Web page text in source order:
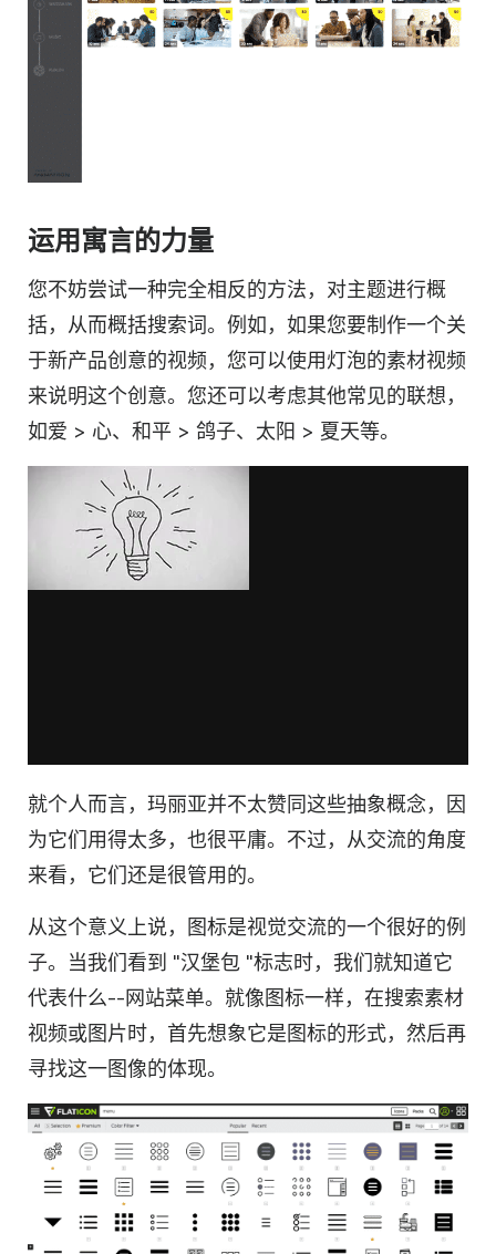
运用 寓言的力量
您不妨尝试一种完全相反的方法，对主题进行概
括，从而概括搜索词。例如，如果您要制作一个关
于新产品创意的视频，您可以使用灯泡的素材视频
来说明这个创意。您还可以考虑其他常见的联想，
如爱 > 心、和平 > 鸽子、太阳 > 夏天等。
就个人而言，玛丽亚并不太赞同这些抽象概念，因
为它们用得太多，也很平庸。不过，从交流的角度
来看，它们还是很管用的。
从这个意义上说，图标是视觉交流的一个很好的例
子。当我们看到 "汉堡包 "标志时，我们就知道它
代表什么--网站菜单。就像图标一样，在搜索素材
视频或图片时，首先想象它是图标的形式，然后再
寻找这一图像的体现。